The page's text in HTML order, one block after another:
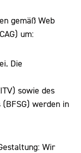
gemäß Web
um:
Die
sowie des
werden in
Wir